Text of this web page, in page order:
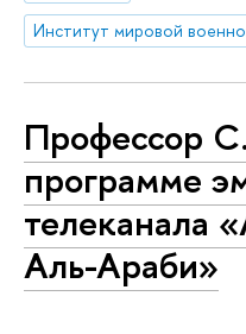
Профессор
программе
телеканала
Аль-Араби»